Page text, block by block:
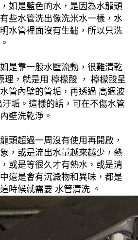
如是藍色的水，是因為水龍頭
些水管洗出像洗米水一樣，水
水管裡面沒有生鏽，所以只洗
是靠一般水壓流動，很難清乾
理，就是用 檸檬酸 ， 檸檬酸呈
管內壁的管垢，再透過 高週波
垢。這樣的話，可在不傷水管
壁洗乾淨。
頭超過一周沒有使用再開啟，
，或是流出水量越來越少，熱
或是等很久才有熱水，或是清
還是會有沉澱物和異味，都是
時候就需要 水管清洗 。